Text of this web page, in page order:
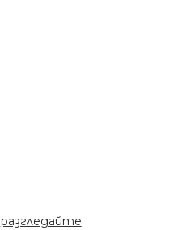
разгледайте